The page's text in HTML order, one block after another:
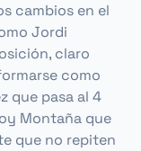
cambios en el
Jordi
claro
como
que pasa al 4
Montaña que
que no repiten